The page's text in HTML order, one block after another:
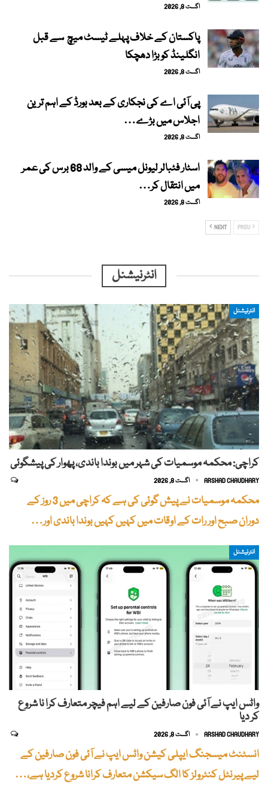
اگست 8, 2026
پاکستان کے خلاف پہلے ٹیسٹ میچ سے قبل
انگلینڈ کو بڑا دھچکا
اگست 8, 2026
پی آئی اے کی نجکاری کے بعد بورڈ کے اہم ترین
اجلاس میں بڑے…
اگست 8, 2026
اسٹار فٹبالر لیونل میسی کے والد 68 برس کی عمر
میں انتقال کر…
اگست 8, 2026
NEXT
انٹرنیشنل
انٹرنیشنل
کراچی: محکمہ موسمیات کی شہر میں بوندا باندی، پھوار کی پیشگوئی
ARSHAD CHAUDHARY اگست 8, 2026
محکمہ موسمیات نے پیش گوئی کی ہے کہ کراچی میں 3 روز کے
دوران صبح اور رات کے اوقات میں کہیں کہیں بوندا باندی اور…
انٹرنیشنل
واٹس ایپ نے آئی فون صارفین کے لیے اہم فیچر متعارف کرا نا شروع
کر دیا
ARSHAD CHAUDHARY اگست 8, 2026
انسٹنٹ میسجنگ ایپلی کیشن واٹس ایپ نے آئی فون صارفین کے
لیے پیرنٹل کنٹرولز کا الگ سیکشن متعارف کرانا شروع کردیا ہے،…